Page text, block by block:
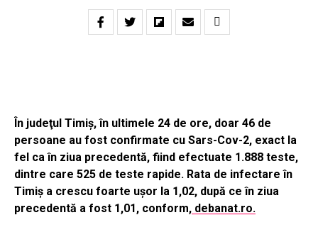
În judeţul Timiş, în ultimele 24 de ore, doar 46 de
persoane au fost confirmate cu Sars-Cov-2, exact la
fel ca în ziua precedentă, fiind efectuate 1.888 teste,
dintre care 525 de teste rapide. Rata de infectare în
Timiş a crescu foarte uşor la 1,02, după ce în ziua
precedentă a fost 1,01, conform, debanat.ro.